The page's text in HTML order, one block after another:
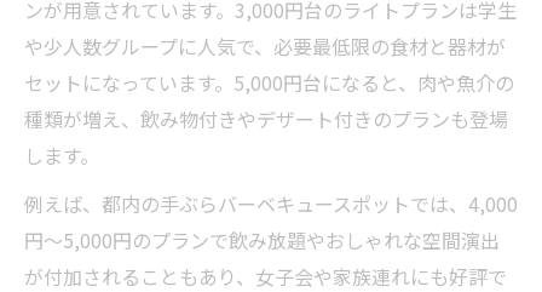
ンが用意されています。3,000円台のライトプランは学生
や少人数グループに人気で、必要最低限の食材と器材が
セットになっています。5,000円台になると、肉や魚介の
種類が増え、飲み物付きやデザート付きのプランも登場
します。
例えば、都内の手ぶらバーベキュースポットでは、4,000
円〜5,000円のプランで飲み放題やおしゃれな空間演出
が付加されることもあり、女子会や家族連れにも好評で